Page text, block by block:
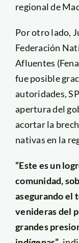
regional de
Por otro lado,
Federación
Afluentes
fue posible
autoridades,
apertura del
acortar la
nativas en la
“Este es un
comunidad,
asegurando el
venideras del
grandes